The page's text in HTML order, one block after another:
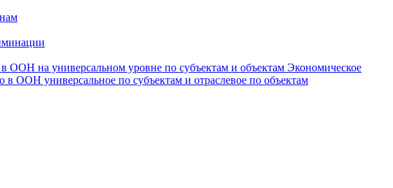
ООН на универсальном уровне по субъектам и объектам Экономическое
в ООН универсальное по субъектам и отраслевое по объектам